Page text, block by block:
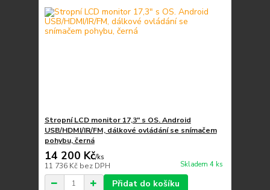
Stropní LCD monitor 17,3" s OS. Android
USB/HDMI/IR/FM, dálkové ovládání se snímačem
pohybu, černá
14 200 Kč/ks
11 736 Kč bez DPH Skladem 4 ks
Přidat do košíku